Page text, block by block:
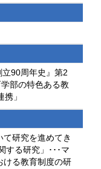
立90周年史』第2
部の特色ある教
」
研究を進めてき
する研究」･･･マ
ける教育制度の研